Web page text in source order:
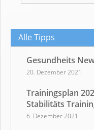
Alle Tipps
Gesundheits
20. Dezember 2021
Trainingsplan
Stabilitäts
6. Dezember 2021